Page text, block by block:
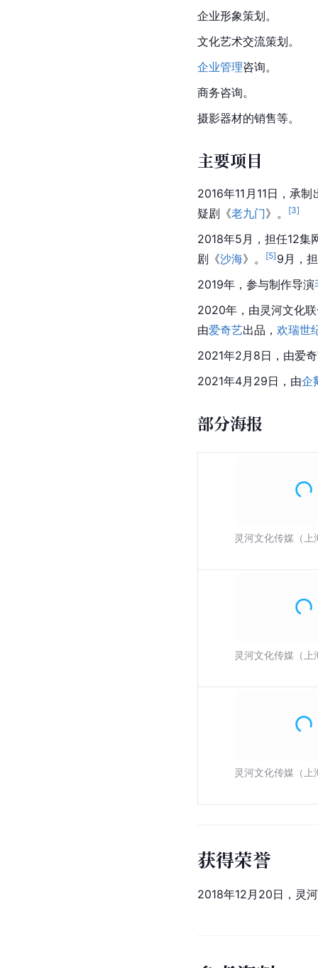
企业形象策划。
文化艺术交流策划。
企业管理咨询。
商务咨询。
摄影器材的销售等。
主要项目
2016年11月11日，承制
疑剧《老九门》。 [3]
2018年5月，担任12集
剧《沙海》。 [5] 9月，
2019年，参与制作导演
2020年，由灵河文化
由爱奇艺出品， 欢瑞世
2021年2月8日，由爱
2021年4月29日，由企
部分海报
灵河文化传媒（上
灵河文化传媒（上
灵河文化传媒（上
获得荣誉
2018年12月20日，灵